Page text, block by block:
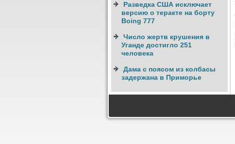
Разведка США исключает
версию о теракте на борту
Boing 777
Число жертв крушения в
Уганде достигло 251
человека
Дама с поясом из колбасы
задержана в Приморье